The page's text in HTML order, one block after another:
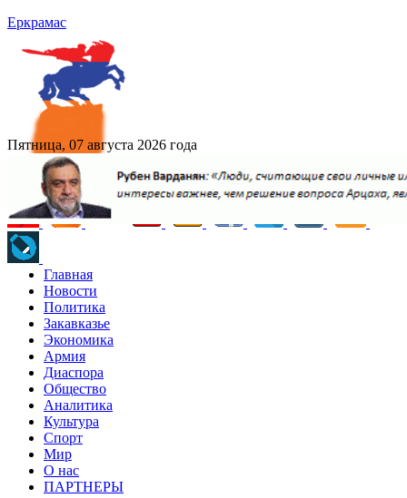
Еркрамас
Пятница, 07 августа 2026 года
Главная
Новости
Политика
Закавказье
Экономика
Армия
Диаспора
Общество
Аналитика
Культура
Спорт
Мир
О нас
ПАРТНЕРЫ